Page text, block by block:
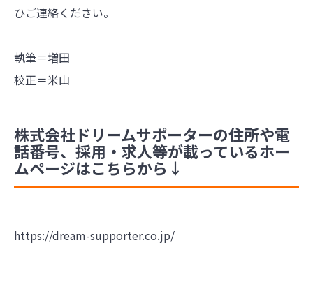
ひご連絡ください。
執筆＝増田
校正＝米山
株式会社ドリームサポーターの住所や電
話番号、採用・求人等が載っているホー
ムページはこちらから↓
https://dream-supporter.co.jp/